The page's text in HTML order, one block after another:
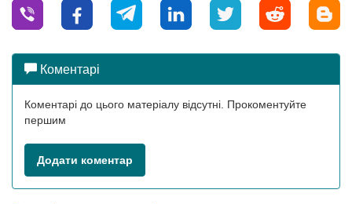
Коментарі
Коментарі до цього матеріалу відсутні. Прокоментуйте
першим
Додати коментар